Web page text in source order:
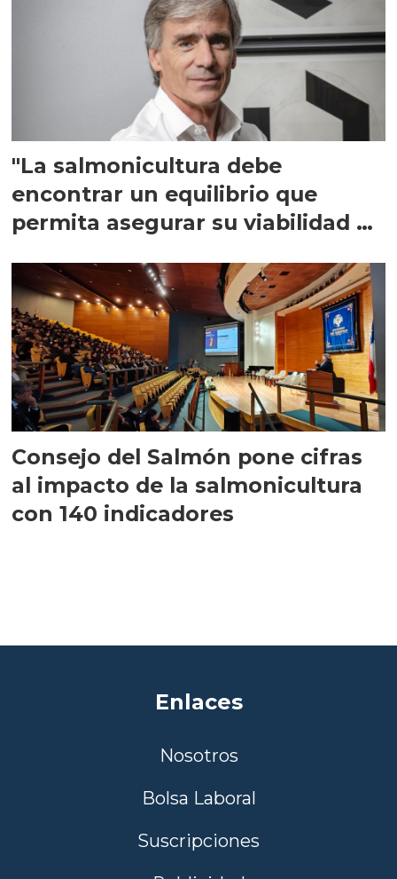
"La salmonicultura debe
encontrar un equilibrio que
permita asegurar su viabilidad de
Consejo del Salmón pone cifras
al impacto de la salmonicultura
con 140 indicadores
Enlaces
Nosotros
Bolsa Laboral
Suscripciones